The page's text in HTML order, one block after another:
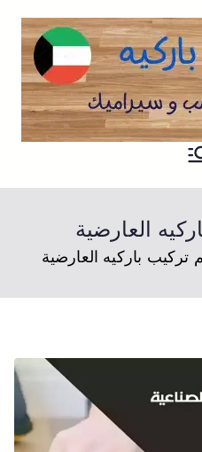
تركيب باركيه
فني تركيب باركيه ارضيات خشب
العارضية
تركيب باركيه العارضية